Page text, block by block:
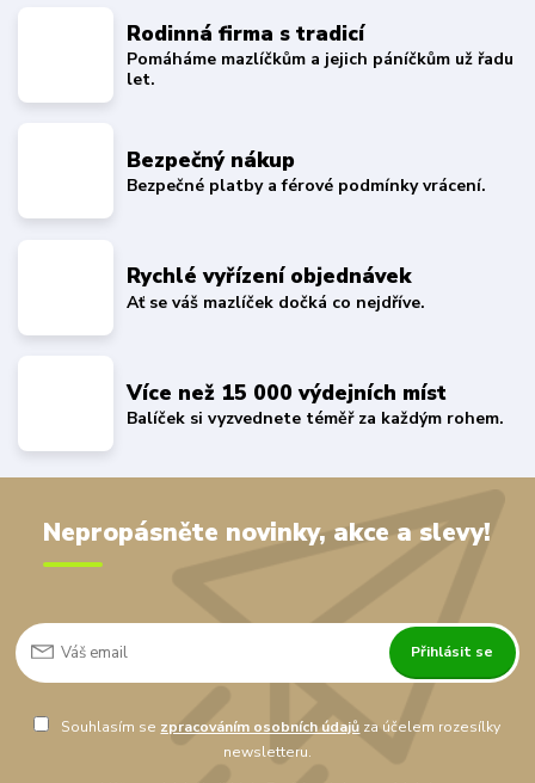
Rodinná firma s tradicí
Pomáháme mazlíčkům a jejich páníčkům už řadu
let.
Bezpečný nákup
Bezpečné platby a férové podmínky vrácení.
Rychlé vyřízení objednávek
Ať se váš mazlíček dočká co nejdříve.
Více než 15 000 výdejních míst
Balíček si vyzvednete téměř za každým rohem.
Nepropásněte novinky, akce a slevy!
Přihlásit se
Souhlasím se zpracováním osobních údajů za účelem rozesílky
newsletteru.